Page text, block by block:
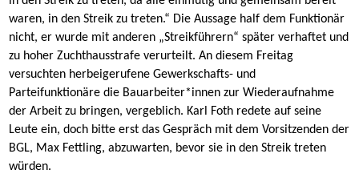
waren, in den Streik zu treten.“ Die Aussage half dem Funktionär
nicht, er wurde mit anderen „Streikführern“ später verhaftet und
zu hoher Zuchthausstrafe verurteilt. An diesem Freitag
versuchten herbeigerufene Gewerkschafts- und
Parteifunktionäre die Bauarbeiter*innen zur Wiederaufnahme
der Arbeit zu bringen, vergeblich. Karl Foth redete auf seine
Leute ein, doch bitte erst das Gespräch mit dem Vorsitzenden der
BGL, Max Fettling, abzuwarten, bevor sie in den Streik treten
würden.